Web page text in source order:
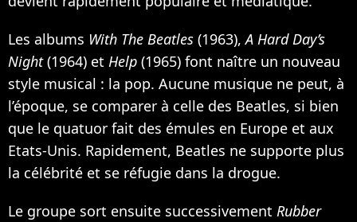
Les albums With The Beatles (1963),A Hard Day’s
Night(1964) et Help (1965) font naître un nouveau
style musical : la pop. Aucune musique ne peut, à
l’époque, se comparer à celle des Beatles, si bien
que le quatuor fait des émules en Europe et aux
Etats-Unis. Rapidement, Beatles ne supporte plus
la célébrité et se réfugie dans la drogue.
Le groupe sort ensuite successivement Rubber